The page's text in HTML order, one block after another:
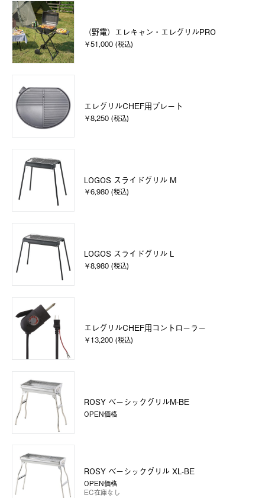
（野電）エレキャン・エレグリルPRO
￥51,000 (税込)
エレグリルCHEF用プレート
￥8,250 (税込)
LOGOS スライドグリル M
￥6,980 (税込)
LOGOS スライドグリル L
￥8,980 (税込)
エレグリルCHEF用コントローラー
￥13,200 (税込)
ROSY ベーシックグリルM-BE
OPEN価格
ROSY ベーシックグリル XL-BE
OPEN価格
EC在庫なし